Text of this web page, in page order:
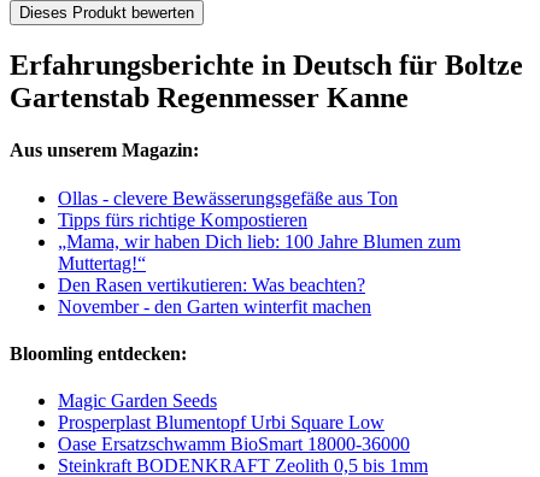
Dieses Produkt bewerten
Erfahrungsberichte in Deutsch für Boltze
Gartenstab Regenmesser Kanne
Aus unserem Magazin:
Ollas - clevere Bewässerungsgefäße aus Ton
Tipps fürs richtige Kompostieren
„Mama, wir haben Dich lieb: 100 Jahre Blumen zum
Muttertag!“
Den Rasen vertikutieren: Was beachten?
November - den Garten winterfit machen
Bloomling entdecken:
Magic Garden Seeds
Prosperplast Blumentopf Urbi Square Low
Oase Ersatzschwamm BioSmart 18000-36000
Steinkraft BODENKRAFT Zeolith 0,5 bis 1mm